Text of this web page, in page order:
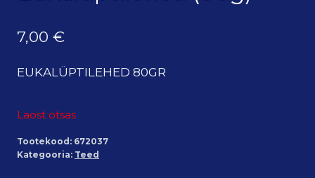
7,00 €
EUKALÜPTILEHED 80GR
Laost otsas
Tootekood: 672037
Kategooria: Teed